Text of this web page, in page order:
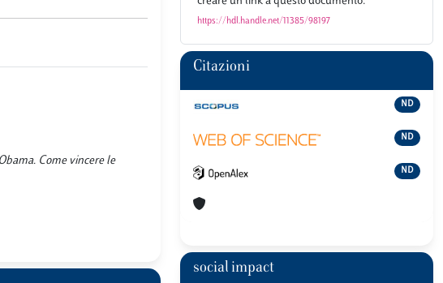
Come vincere le
https://hdl.handle.net/11385/98197
Citazioni
ND
ND
ND
social impact